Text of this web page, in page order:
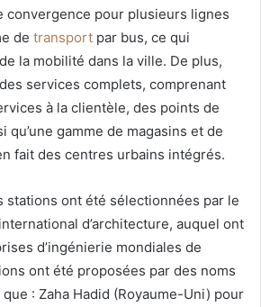
convergence pour plusieurs lignes
de transport par bus, ce qui
la mobilité dans la ville. De plus,
services complets, comprenant
à la clientèle, des points de
qu’une gamme de magasins et de
fait des centres urbains intégrés.
stations ont été sélectionnées par le
d’architecture, auquel ont
d’ingénierie mondiales de
ont été proposées par des noms
: Zaha Hadid (Royaume-Uni) pour